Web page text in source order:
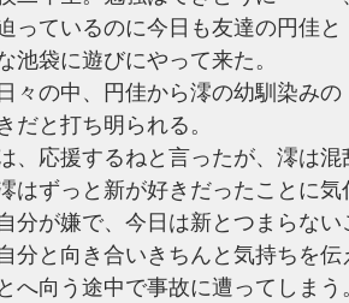
っているのに今日も友達の円佳と
池袋に遊びにやって来た。
々の中、円佳から澪の幼馴染みの
だと打ち明られる。
、応援するねと言ったが、澪は
はずっと新が好きだったことに
分が嫌で、今日は新とつまらな
分と向き合いきちんと気持ちを
へ向う途中で事故に遭ってしまう